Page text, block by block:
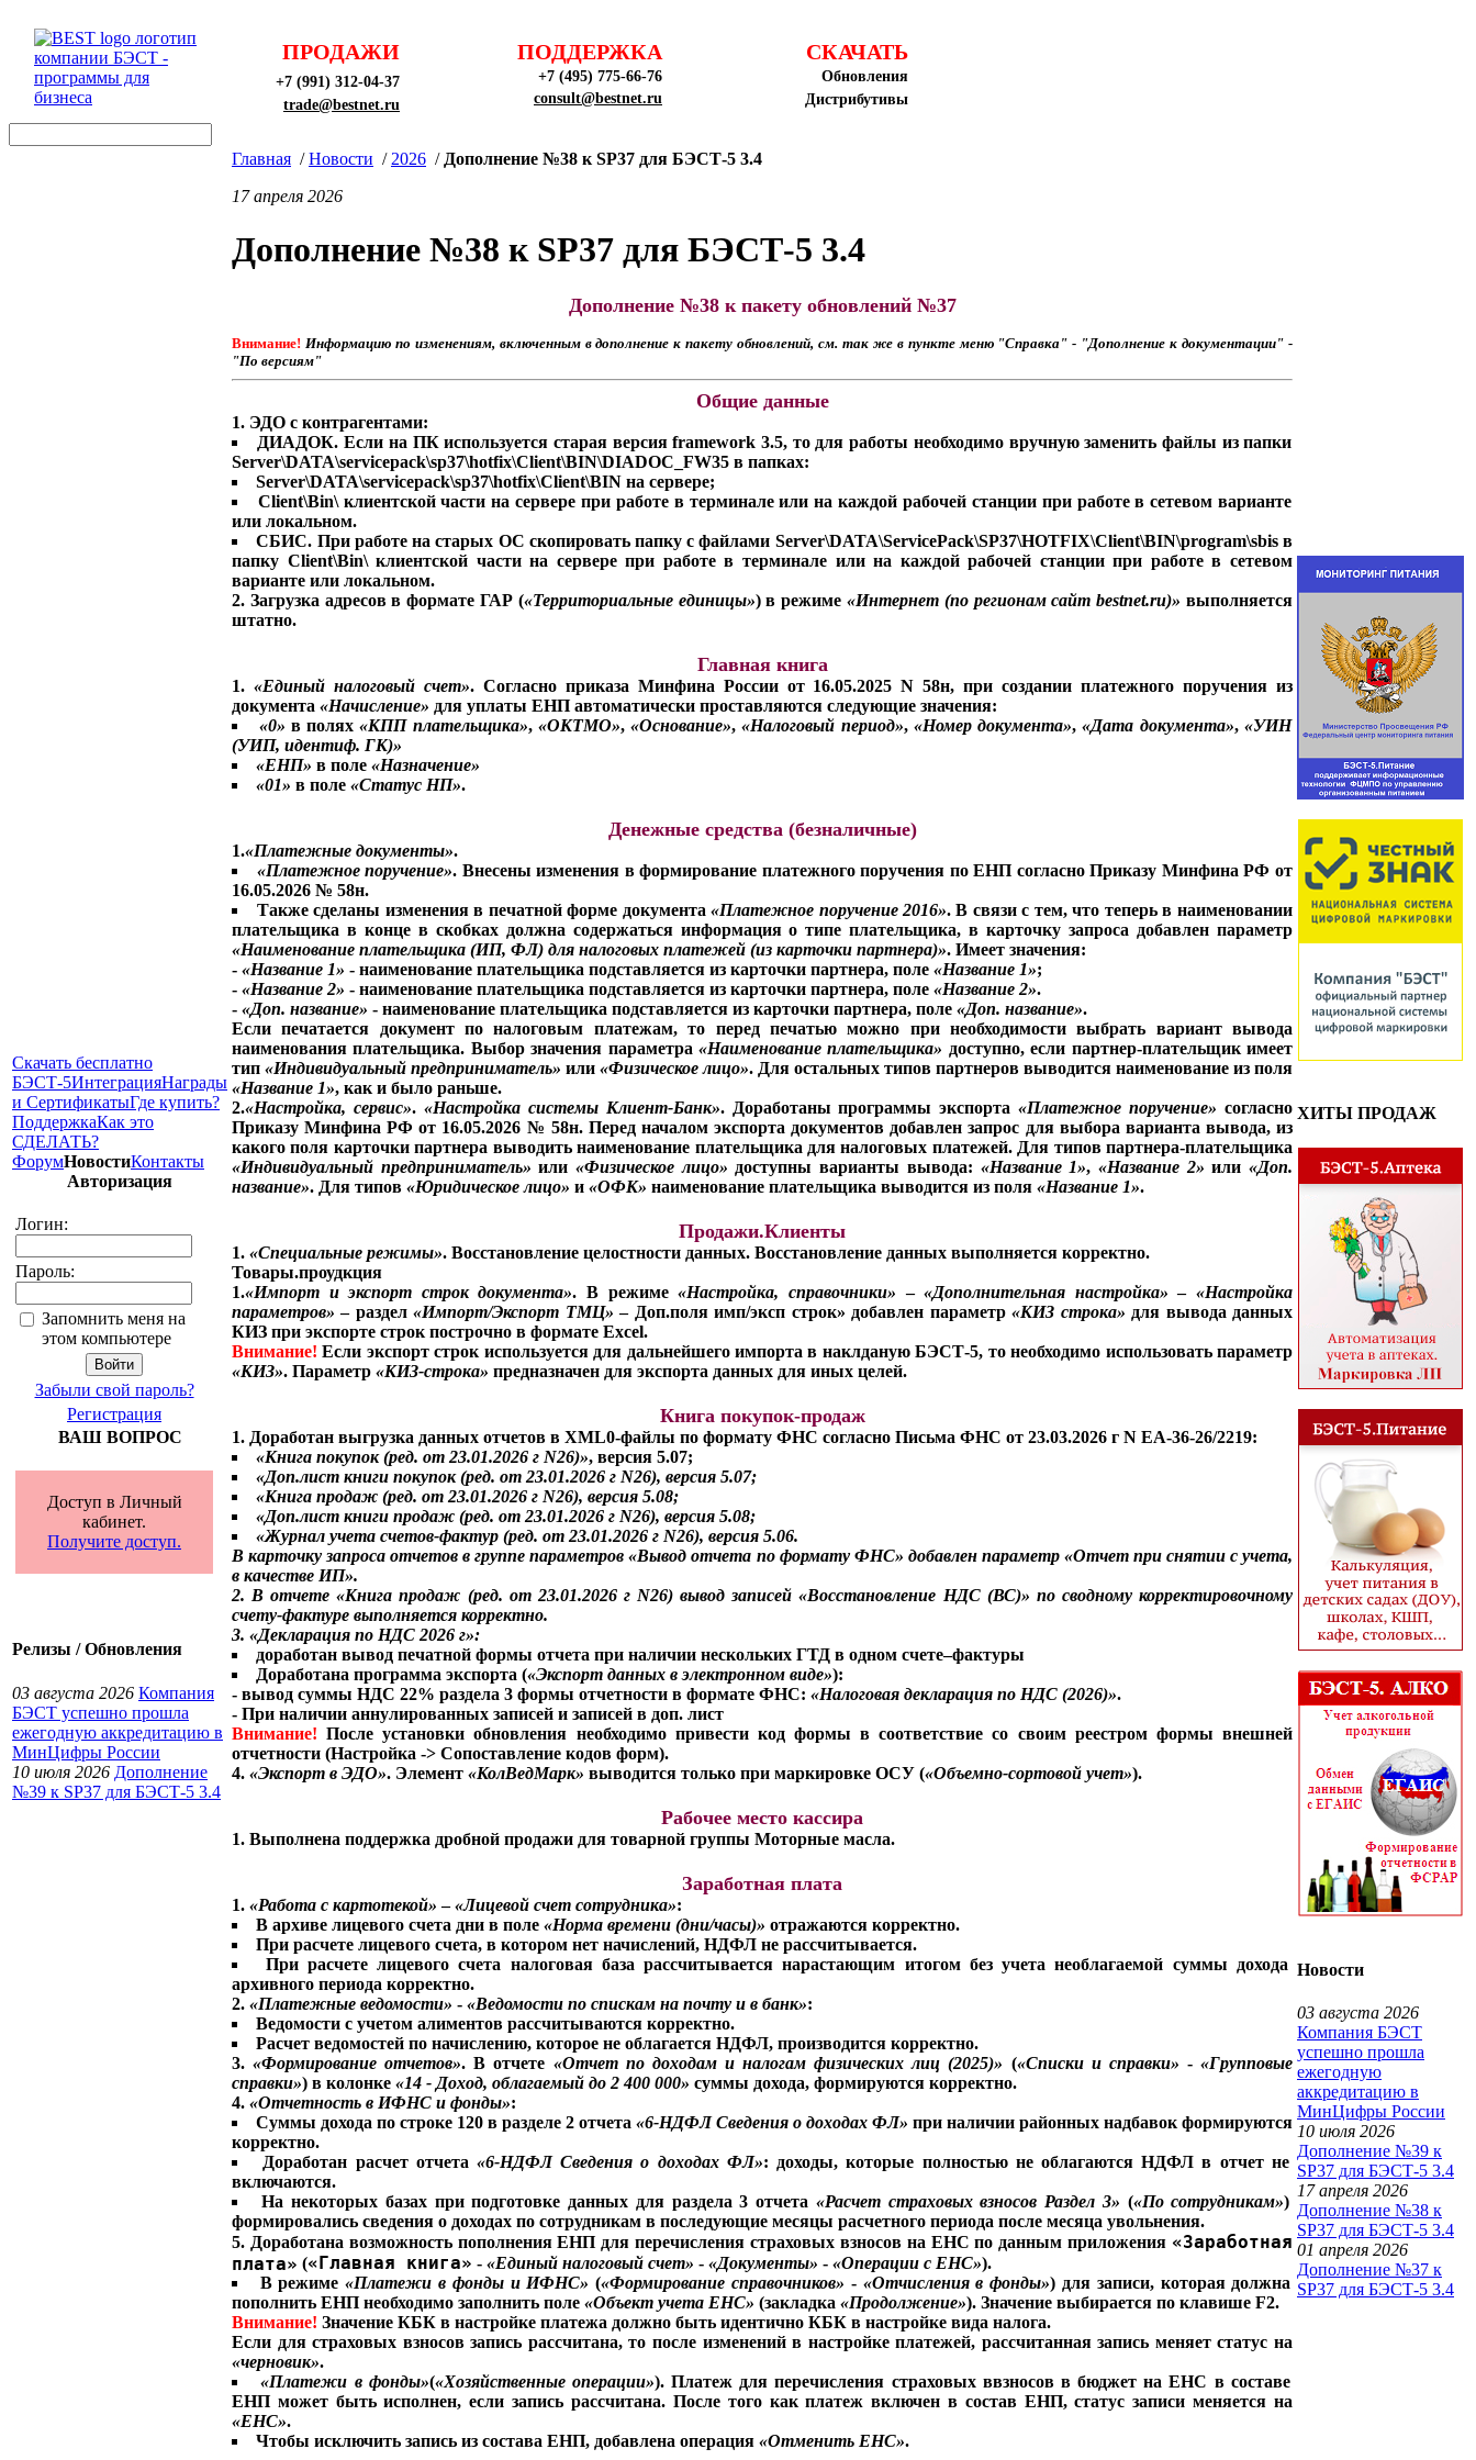
ПРОДАЖИ
+7 (991) 312-04-37
trade@bestnet.ru
ПОДДЕРЖКА
+7 (495) 775-66-76
consult@bestnet.ru
СКАЧАТЬ
Обновления
Дистрибутивы
Скачать бесплатно
БЭСТ-5ИнтеграцияНаграды
и СертификатыГде купить?
ПоддержкаКак это
СДЕЛАТЬ?
ФорумНовостиКонтакты
Авторизация
Логин:
Пароль:
Запомнить меня на
этом компьютере
Забыли свой пароль?
Регистрация
ВАШ ВОПРОС
Доступ в Личный
кабинет.
Получите доступ.
Релизы / Обновления
03 августа 2026 Компания
БЭСТ успешно прошла
ежегодную аккредитацию в
МинЦифры России
10 июля 2026 Дополнение
№39 к SP37 для БЭСТ-5 3.4
Главная /Новости / 2026 / Дополнение №38 к SP37 для БЭСТ-5 3.4
17 апреля 2026
Дополнение №38 к SP37 для БЭСТ-5 3.4
Дополнение №38 к пакету обновлений №37
Внимание! Информацию по изменениям, включенным в дополнение к пакету обновлений, см. так же в пункте меню "Справка" - "Дополнение к документации" -
"По версиям"
Общие данные
1. ЭДО с контрагентами:
ДИАДОК. Если на ПК используется старая версия framework 3.5, то для работы необходимо вручную заменить файлы из папки
Server\DATA\servicepack\sp37\hotfix\Client\BIN\DIADOC_FW35 в папках:
Server\DATA\servicepack\sp37\hotfix\Client\BIN на сервере;
Client\Bin\ клиентской части на сервере при работе в терминале или на каждой рабочей станции при работе в сетевом варианте
или локальном.
СБИС. При работе на старых ОС скопировать папку с файлами Server\DATA\ServicePack\SP37\HOTFIX\Client\BIN\program\sbis в
папку Client\Bin\ клиентской части на сервере при работе в терминале или на каждой рабочей станции при работе в сетевом
варианте или локальном.
2. Загрузка адресов в формате ГАР («Территориальные единицы») в режиме«Интернет (по регионам сайт bestnet.ru)» выполняется
штатно.
Главная книга
1. «Единый налоговый счет». Согласно приказа Минфина России от 16.05.2025 N 58н, при создании платежного поручения из
документа «Начисление» для уплаты ЕНП автоматически проставляются следующие значения:
«0» в полях«КПП плательщика», «ОКТМО», «Основание»,«Налоговый период», «Номер документа»,«Дата документа», «УИН
(УИП, идентиф. ГК)»
«ЕНП» в поле «Назначение»
«01» в поле «Статус НП».
Денежные средства (безналичные)
1.«Платежные документы».
«Платежное поручение». Внесены изменения в формирование платежного поручения по ЕНП согласно Приказу Минфина РФ от
16.05.2026 № 58н.
Также сделаны изменения в печатной форме документа«Платежное поручение 2016». В связи с тем, что теперь в наименовании
плательщика в конце в скобках должна содержаться информация о типе плательщика, в карточку запроса добавлен параметр
«Наименование плательщика (ИП, ФЛ) для налоговых платежей (из карточки партнера)». Имеет значения:
- «Название 1» - наименование плательщика подставляется из карточки партнера, поле «Название 1»;
- «Название 2» - наименование плательщика подставляется из карточки партнера, поле «Название 2».
- «Доп. название» - наименование плательщика подставляется из карточки партнера, поле «Доп. название».
Если печатается документ по налоговым платежам, то перед печатью можно при необходимости выбрать вариант вывода
наименования плательщика. Выбор значения параметра «Наименование плательщика» доступно, если партнер-плательщик имеет
тип «Индивидуальный предприниматель» или «Физическое лицо». Для остальных типов партнеров выводится наименование из поля
«Название 1», как и было раньше.
2.«Настройка, сервис». «Настройка системы Клиент-Банк». Доработаны программы экспорта«Платежное поручение» согласно
Приказу Минфина РФ от 16.05.2026 № 58н. Перед началом экспорта документов добавлен запрос для выбора варианта вывода, из
какого поля карточки партнера выводить наименование плательщика для налоговых платежей. Для типов партнера-плательщика
«Индивидуальный предприниматель» или«Физическое лицо» доступны варианты вывода: «Название 1», «Название 2» или«Доп.
название». Для типов «Юридическое лицо» и «ОФК» наименование плательщика выводится из поля «Название 1».
Продажи.Клиенты
1. «Специальные режимы». Восстановление целостности данных. Восстановление данных выполняется корректно.
Товары.проудкция
1.«Импорт и экспорт строк документа». В режиме«Настройка, справочники» –«Дополнительная настройка» –«Настройка
параметров» – раздел«Импорт/Экспорт ТМЦ» – Доп.поля имп/эксп строк» добавлен параметр«КИЗ строка» для вывода данных
КИЗ при экспорте строк построчно в формате Excel.
Внимание! Если экспорт строк используется для дальнейшего импорта в наклданую БЭСТ-5, то необходимо использовать параметр
«КИЗ». Параметр «КИЗ-строка» предназначен для экспорта данных для иных целей.
Книга покупок-продаж
1. Доработан выгрузка данных отчетов в XML0-файлы по формату ФНС согласно Письма ФНС от 23.03.2026 г N EA-36-26/2219:
«Книга покупок (ред. от 23.01.2026 г N26)», версия 5.07;
«Доп.лист книги покупок (ред. от 23.01.2026 г N26), версия 5.07;
«Книга продаж (ред. от 23.01.2026 г N26), версия 5.08;
«Доп.лист книги продаж (ред. от 23.01.2026 г N26), версия 5.08;
«Журнал учета счетов-фактур (ред. от 23.01.2026 г N26), версия 5.06.
В карточку запроса отчетов в группе параметров«Вывод отчета по формату ФНС» добавлен параметр «Отчет при снятии с учета,
в качестве ИП».
2. В отчете«Книга продаж (ред. от 23.01.2026 г N26) вывод записей«Восстановление НДС (ВС)» по сводному корректировочному
счету-фактуре выполняется корректно.
3. «Декларация по НДС 2026 г»:
доработан вывод печатной формы отчета при наличии нескольких ГТД в одном счете–фактуры
Доработана программа экспорта («Экспорт данных в электронном виде»):
- вывод суммы НДС 22% раздела 3 формы отчетности в формате ФНС: «Налоговая декларация по НДС (2026)».
- При наличии аннулированных записей и записей в доп. лист
Внимание! После установки обновления необходимо привести код формы в соответствие со своим реестром формы внешней
отчетности (Настройка -> Сопоставление кодов форм).
4. «Экспорт в ЭДО». Элемент «КолВедМарк» выводится только при маркировке ОСУ («Объемно-сортовой учет»).
Рабочее место кассира
1. Выполнена поддержка дробной продажи для товарной группы Моторные масла.
Заработная плата
1. «Работа с картотекой» –«Лицевой счет сотрудника»:
В архиве лицевого счета дни в поле «Норма времени (дни/часы)» отражаются корректно.
При расчете лицевого счета, в котором нет начислений, НДФЛ не рассчитывается.
При расчете лицевого счета налоговая база рассчитывается нарастающим итогом без учета необлагаемой суммы дохода
архивного периода корректно.
2. «Платежные ведомости» - «Ведомости по спискам на почту и в банк»:
Ведомости с учетом алиментов рассчитываются корректно.
Расчет ведомостей по начислению, которое не облагается НДФЛ, производится корректно.
3.«Формирование отчетов». В отчете «Отчет по доходам и налогам физических лиц (2025)» («Списки и справки» -«Групповые
справки») в колонке «14 - Доход, облагаемый до 2 400 000» суммы дохода, формируются корректно.
4. «Отчетность в ИФНС и фонды»:
Суммы дохода по строке 120 в разделе 2 отчета «6-НДФЛ Сведения о доходах ФЛ» при наличии районных надбавок формируются
корректно.
Доработан расчет отчета«6-НДФЛ Сведения о доходах ФЛ»: доходы, которые полностью не облагаются НДФЛ в отчет не
включаются.
На некоторых базах при подготовке данных для раздела 3 отчета «Расчет страховых взносов Раздел 3» («По сотрудникам»)
формировались сведения о доходах по сотрудникам в последующие месяцы расчетного периода после месяца увольнения.
5. Доработана возможность пополнения ЕНП для перечисления страховых взносов на ЕНС по данным приложения «Заработная
плата» («Главная книга» - «Единый налоговый счет» - «Документы» - «Операции с ЕНС»).
В режиме«Платежи в фонды и ИФНС» («Формирование справочников» - «Отчисления в фонды») для записи, которая должна
пополнить ЕНП необходимо заполнить поле «Объект учета ЕНС» (закладка «Продолжение»). Значение выбирается по клавише F2.
Внимание! Значение КБК в настройке платежа должно быть идентично КБК в настройке вида налога.
Если для страховых взносов запись рассчитана, то после изменений в настройке платежей, рассчитанная запись меняет статус на
«черновик».
«Платежи в фонды»(«Хозяйственные операции»). Платеж для перечисления страховых ввзносов в бюджет на ЕНС в составе
ЕНП может быть исполнен, если запись рассчитана. После того как платеж включен в состав ЕНП, статус записи меняется на
«ЕНС».
Чтобы исключить запись из состава ЕНП, добавлена операция «Отменить ЕНС».
ХИТЫ ПРОДАЖ
Новости
03 августа 2026
Компания БЭСТ
успешно прошла
ежегодную
аккредитацию в
МинЦифры России
10 июля 2026
Дополнение №39 к
SP37 для БЭСТ-5 3.4
17 апреля 2026
Дополнение №38 к
SP37 для БЭСТ-5 3.4
01 апреля 2026
Дополнение №37 к
SP37 для БЭСТ-5 3.4